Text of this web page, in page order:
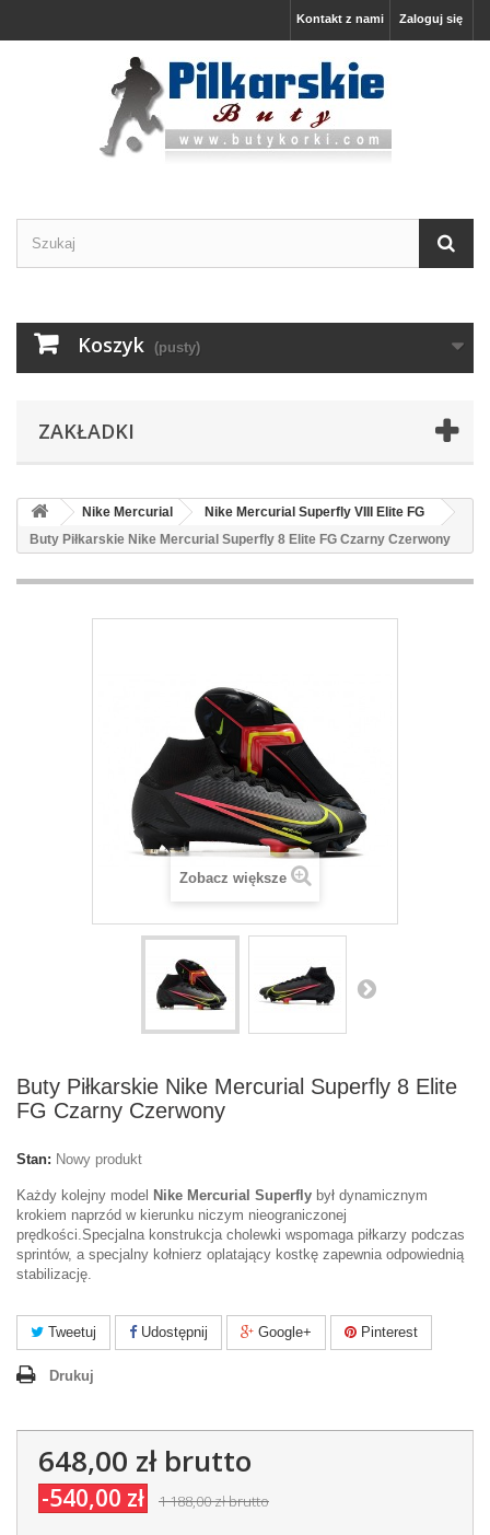
Zaloguj się
Kontakt z nami
Koszyk (pusty)
ZAKŁADKI
Nike Mercurial
Nike Mercurial Superfly VIII Elite FG
Buty Piłkarskie Nike Mercurial Superfly 8 Elite FG Czarny Czerwony
Zobacz większe
Buty Piłkarskie Nike Mercurial Superfly 8 Elite
FG Czarny Czerwony
Stan: Nowy produkt
Każdy kolejny model Nike Mercurial Superfly był dynamicznym
krokiem naprzód w kierunku niczym nieograniczonej
prędkości.Specjalna konstrukcja cholewki wspomaga piłkarzy podczas
sprintów, a specjalny kołnierz oplatający kostkę zapewnia odpowiednią
stabilizację.
Tweetuj Udostępnij Google+ Pinterest
Drukuj
648,00 złbrutto
-540,00 zł 1 188,00 złbrutto